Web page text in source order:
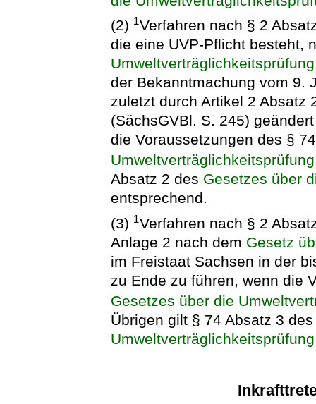
(2) 1Verfahren nach § 2
die eine UVP-Pflicht besteht,
Umweltverträglichkeitsprüfung
der Bekanntmachung vom 9.
zuletzt durch Artikel 2 Absatz
(SächsGVBl. S. 245)
die Voraussetzungen des §
Umweltverträglichkeitsprüfung
Absatz 2 des Gesetzes über
entsprechend.
(3) 1Verfahren nach § 2
Anlage 2 nach dem Gesetz
im Freistaat Sachsen in der
zu Ende zu führen, wenn die
Gesetzes über die
Übrigen gilt § 74 Absatz 3
Umweltverträglichkeitsprüfung